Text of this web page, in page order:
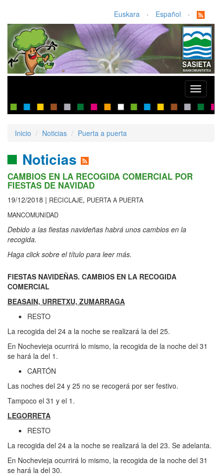
Euskara · Español ·
Toggle
Inicio Noticias Puerta a puerta
Noticias
CAMBIOS EN LA RECOGIDA COMERCIAL POR
FIESTAS DE NAVIDAD
19/12/2018 | RECICLAJE, PUERTA A PUERTA
MANCOMUNIDAD
Debido a las fiestas navideñas habrá unos cambios en la
recogida.
Haga click sobre el título para leer más.
FIESTAS NAVIDEÑAS. CAMBIOS EN LA RECOGIDA
COMERCIAL
BEASAIN, URRETXU, ZUMARRAGA
RESTO
La recogida del 24 a la noche se realizará la del 25.
En Nochevieja ocurrirá lo mismo, la recogida de la noche del 31
se hará la del 1.
CARTÓN
Las noches del 24 y 25 no se recogerá por ser festivo.
Tampoco el 31 y el 1.
LEGORRETA
RESTO
La recogida del 24 a la noche se realizará la del 23. Se adelanta.
En Nochevieja ocurrirá lo mismo, la recogida de la noche del 31
se hará la del 30.